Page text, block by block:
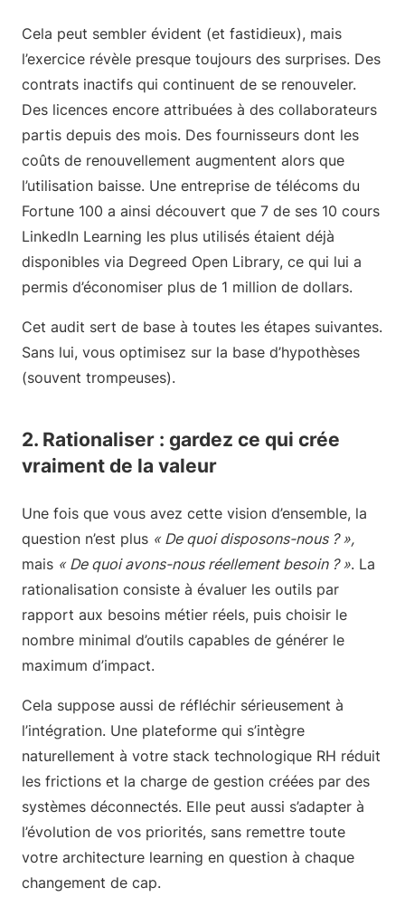
Cela peut sembler évident (et fastidieux), mais
l’exercice révèle presque toujours des surprises. Des
contrats inactifs qui continuent de se renouveler.
Des licences encore attribuées à des collaborateurs
partis depuis des mois. Des fournisseurs dont les
coûts de renouvellement augmentent alors que
l’utilisation baisse. Une entreprise de télécoms du
Fortune 100 a ainsi découvert que 7 de ses 10 cours
LinkedIn Learning les plus utilisés étaient déjà
disponibles via Degreed Open Library, ce qui lui a
permis d’économiser plus de 1 million de dollars.
Cet audit sert de base à toutes les étapes suivantes.
Sans lui, vous optimisez sur la base d’hypothèses
(souvent trompeuses).
2. Rationaliser : gardez ce qui crée
vraiment de la valeur
Une fois que vous avez cette vision d’ensemble, la
question n’est plus « De quoi disposons-nous ? »,
mais « De quoi avons-nous réellement besoin ? ». La
rationalisation consiste à évaluer les outils par
rapport aux besoins métier réels, puis choisir le
nombre minimal d’outils capables de générer le
maximum d’impact.
Cela suppose aussi de réfléchir sérieusement à
l’intégration. Une plateforme qui s’intègre
naturellement à votre stack technologique RH réduit
les frictions et la charge de gestion créées par des
systèmes déconnectés. Elle peut aussi s’adapter à
l’évolution de vos priorités, sans remettre toute
votre architecture learning en question à chaque
changement de cap.